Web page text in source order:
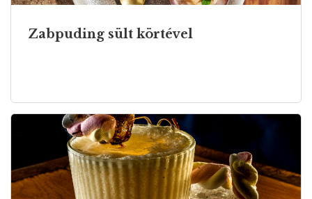
Zabpuding sült körtével